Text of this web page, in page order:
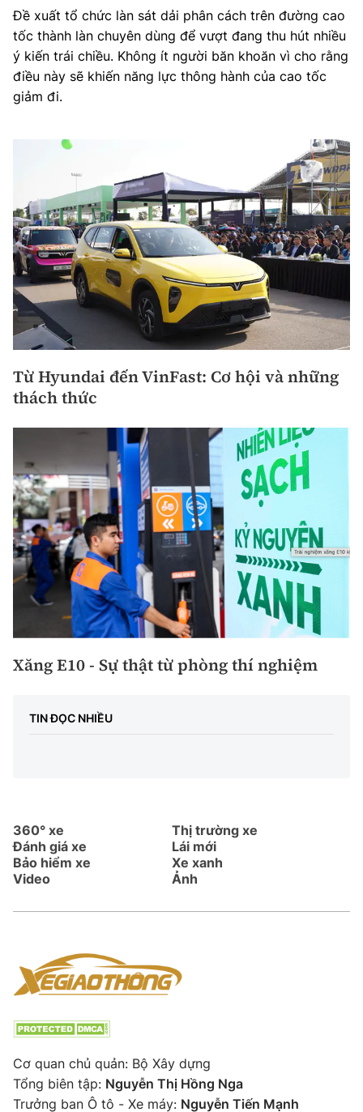
Đề xuất tổ chức làn sát dải phân cách trên đường cao
tốc thành làn chuyên dùng để vượt đang thu hút nhiều
ý kiến trái chiều. Không ít người băn khoăn vì cho rằng
điều này sẽ khiến năng lực thông hành của cao tốc
giảm đi.
Từ Hyundai đến VinFast: Cơ hội và những
thách thức
Xăng E10 - Sự thật từ phòng thí nghiệm
TIN ĐỌC NHIỀU
360° xe
Thị trường xe
Đánh giá xe
Lái mới
Bảo hiểm xe
Xe xanh
Video
Ảnh
Cơ quan chủ quản: Bộ Xây dựng
Tổng biên tập: Nguyễn Thị Hồng Nga
Trưởng ban Ô tô - Xe máy: Nguyễn Tiến Mạnh